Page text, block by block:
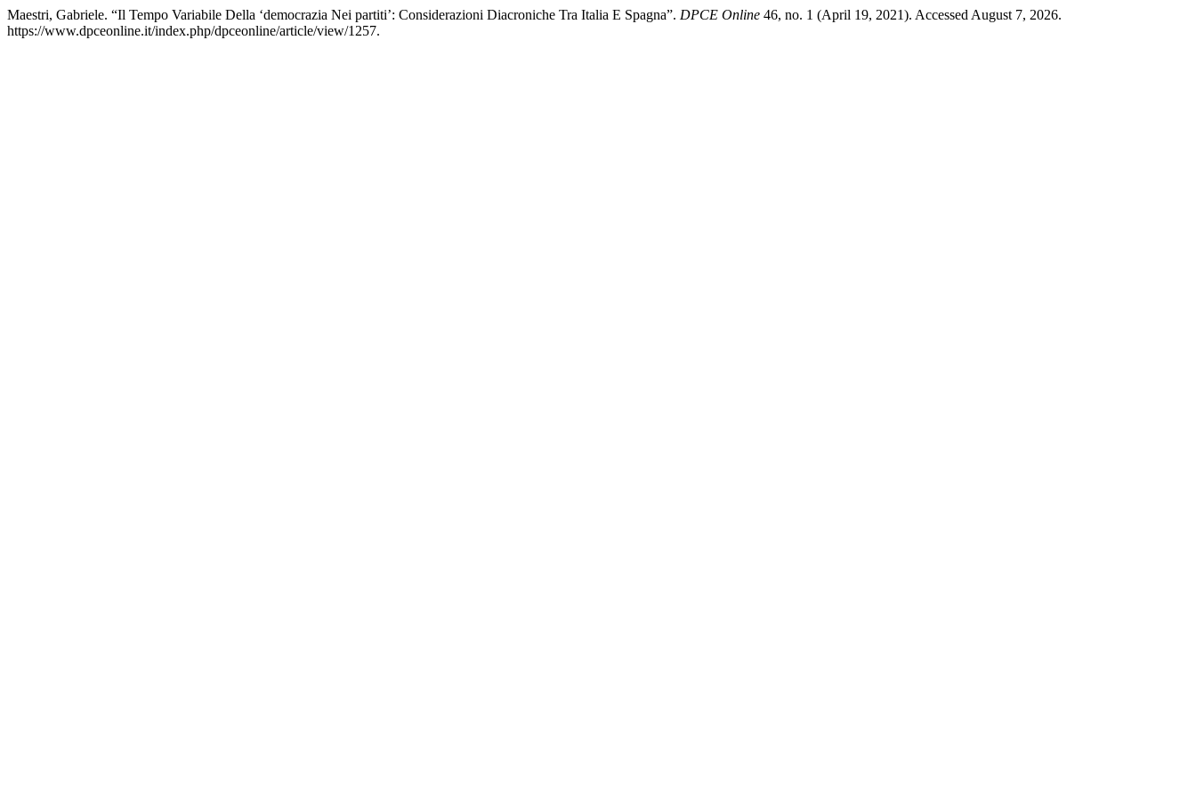
Maestri, Gabriele. “Il Tempo Variabile Della ‘democrazia Nei partiti’: Considerazioni Diacroniche Tra Italia E Spagna”. DPCE Online 46, no. 1 (April 19, 2021). Accessed August 7, 2026.
https://www.dpceonline.it/index.php/dpceonline/article/view/1257.